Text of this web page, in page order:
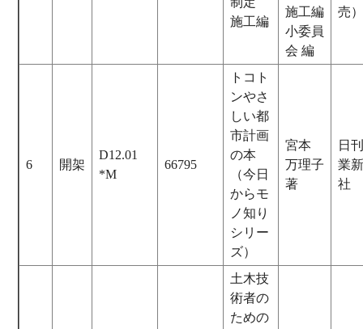
施工編
施工編
小委員
会 編
売）
6 開架
D12.01
*M
66795
トコト
ンやさ
しい都
市計画
の本
（今日
からモ
ノ知り
シリー
ズ）
宮本
万理子
著
日
業
社
土木技
術者の
ための